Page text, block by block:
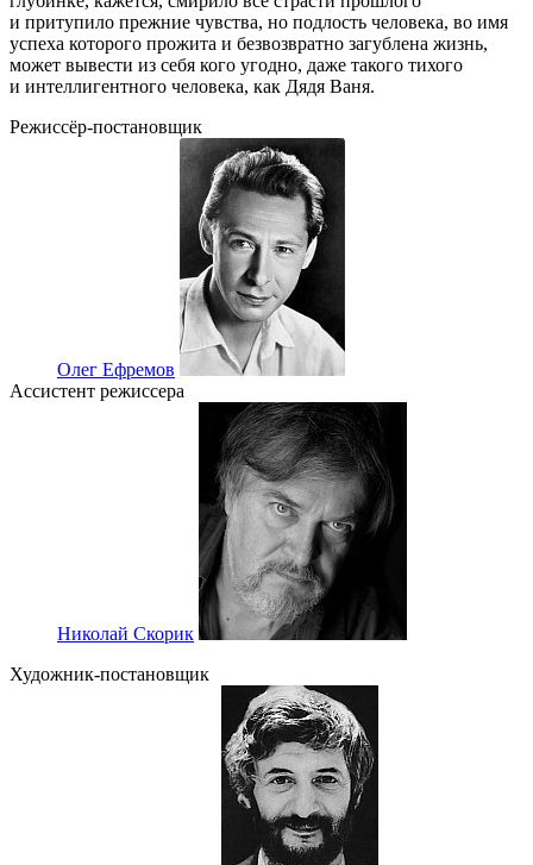
и притупило прежние чувства, но подлость человека, во имя
успеха которого прожита и безвозвратно загублена жизнь,
может вывести из себя кого угодно, даже такого тихого
и интеллигентного человека, как Дядя Ваня.
Режиссёр-постановщик
Олег Ефремов
Ассистент режиссера
Николай Скорик
Художник-постановщик